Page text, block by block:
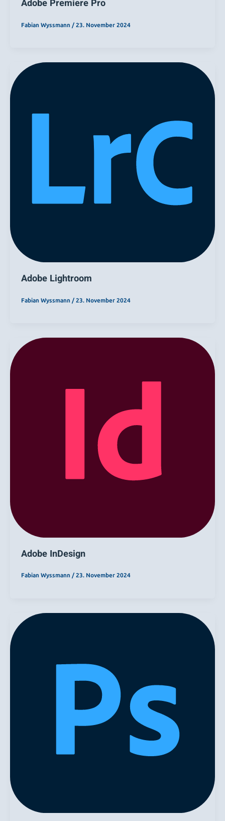
Adobe Premiere Pro
Fabian Wyssmann / 23. November 2024
Adobe Lightroom
Fabian Wyssmann / 23. November 2024
Adobe InDesign
Fabian Wyssmann / 23. November 2024